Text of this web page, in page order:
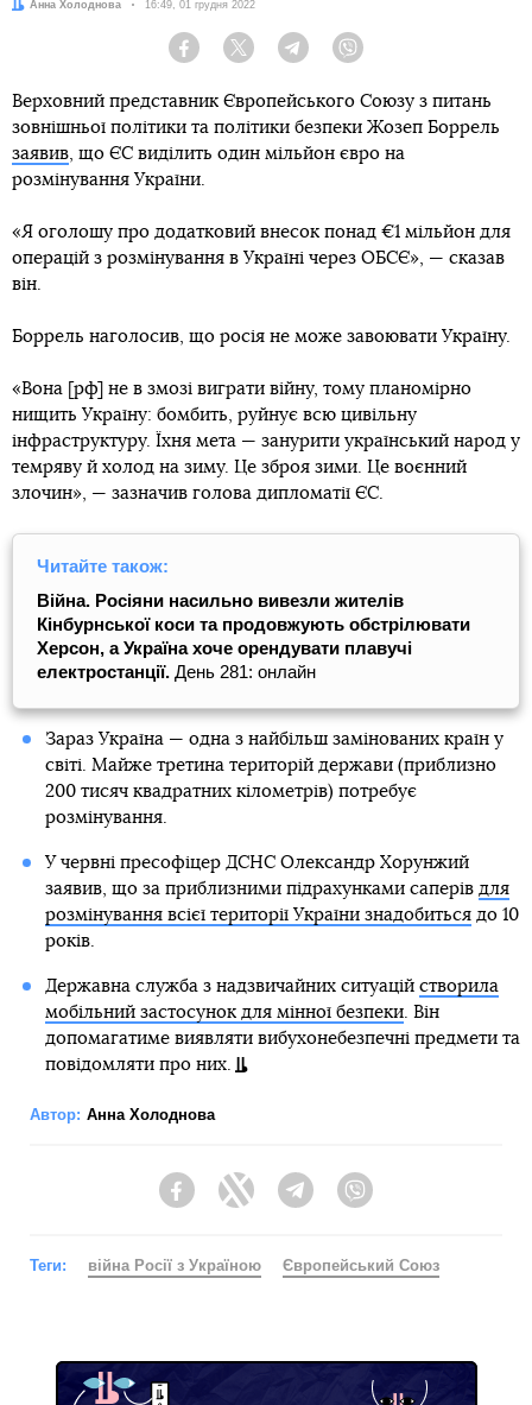
Автор:
Анна Холоднова Дата:
16:49, 01 грудня 2022
Facebook Twitter Telegram
Верховний представник Європейського Союзу з питань
зовнішньої політики та політики безпеки Жозеп Боррель
заявив, що ЄС виділить один мільйон євро на
розмінування України.
«Я оголошу про додатковий внесок понад €1 мільйон для
операцій з розмінування в Україні через ОБСЄ», — сказав
він.
Боррель наголосив, що росія не може завоювати Україну.
«Вона [рф] не в змозі виграти війну, тому планомірно
нищить Україну: бомбить, руйнує всю цивільну
інфраструктуру. Їхня мета — занурити український народ у
темряву й холод на зиму. Це зброя зими. Це воєнний
злочин», — зазначив голова дипломатії ЄС.
Читайте також:
Війна. Росіяни насильно вивезли жителів
Кінбурнської коси та продовжують обстрілювати
Херсон, а Україна хоче орендувати плавучі
електростанції. День 281: онлайн
Зараз Україна — одна з найбільш замінованих країн у
світі. Майже третина територій держави (приблизно
200 тисяч квадратних кілометрів) потребує
розмінування.
У червні пресофіцер ДСНС Олександр Хорунжий
заявив, що за приблизними підрахунками саперів для
розмінування всієї території України знадобитьсядо 10
років.
Державна служба з надзвичайних ситуацій створила
мобільний застосунок для мінної безпеки. Він
допомагатиме виявляти вибухонебезпечні предмети та
повідомляти про них.
Автор: Анна Холоднова
FacebookTwitter Telegram
Теги: війна Росії з Україною Європейський Союз